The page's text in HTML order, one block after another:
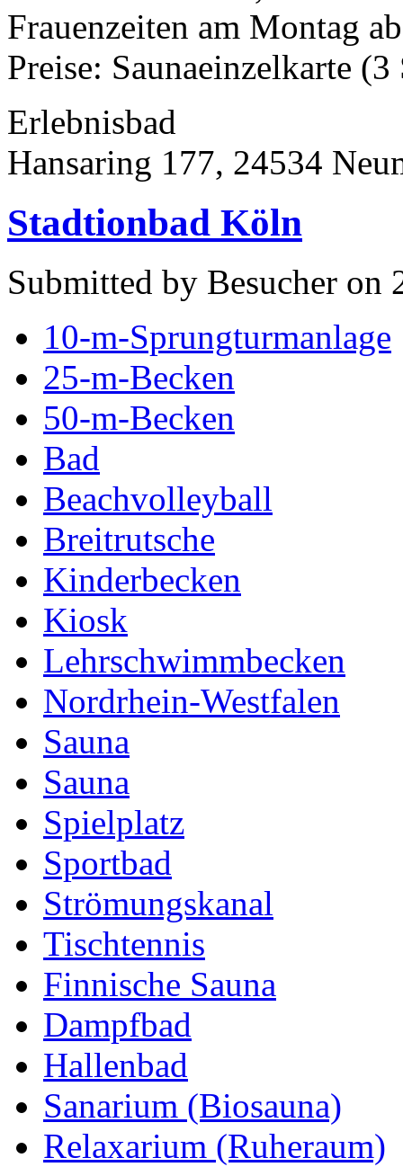
Frauenzeiten am Montag
Preise: Saunaeinzelkarte
Erlebnisbad
Hansaring 177, 24534
Stadtionbad Köln
Submitted by Besucher
10-m-Sprungturmanlage
25-m-Becken
50-m-Becken
Bad
Beachvolleyball
Breitrutsche
Kinderbecken
Kiosk
Lehrschwimmbecken
Nordrhein-Westfalen
Sauna
Sauna
Spielplatz
Sportbad
Strömungskanal
Tischtennis
Finnische Sauna
Dampfbad
Hallenbad
Sanarium (Biosauna)
Relaxarium (Ruheraum)